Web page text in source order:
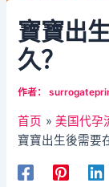
寶寶出
久？
作者：
首页
美国代孕
寶寶出生後需要